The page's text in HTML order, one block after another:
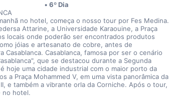
6º Dia
no hotel, começa o nosso tour por Fes Medina.
Attarine, a Universidade Karaouine, a Praça
locais onde poderão ser encontrados produtos
jóias e artesanato de cobre, antes de
Casablanca. Casablanca, famosa por ser o cenário
que se destacou durante a Segunda
hoje uma cidade industrial com o maior porto da
a Praça Mohammed V, em uma vista panorâmica da
e também a vibrante orla da Corniche. Após o tour,
no hotel.